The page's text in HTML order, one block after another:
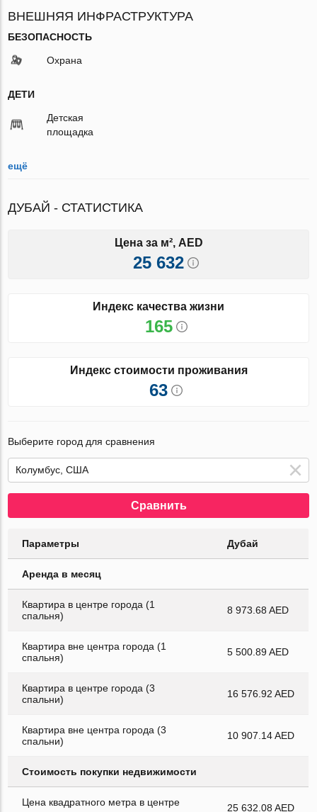
ВНЕШНЯЯ ИНФРАСТРУКТУРА
БЕЗОПАСНОСТЬ
Охрана
ДЕТИ
Детская
площадка
ещё
ДУБАЙ - СТАТИСТИКА
Цена за м², AED
25 632
Индекс качества жизни
165
Индекс стоимости проживания
63
Выберите город для сравнения
Сравнить
Параметры Дубай
Аренда в месяц
Квартира в центре города (1
спальня)
8 973.68 AED
Квартира вне центра города (1
спальня)
5 500.89 AED
Квартира в центре города (3
спальни)
16 576.92 AED
Квартира вне центра города (3
спальни)
10 907.14 AED
Стоимость покупки недвижимости
Цена квадратного метра в центре
25 632.08 AED